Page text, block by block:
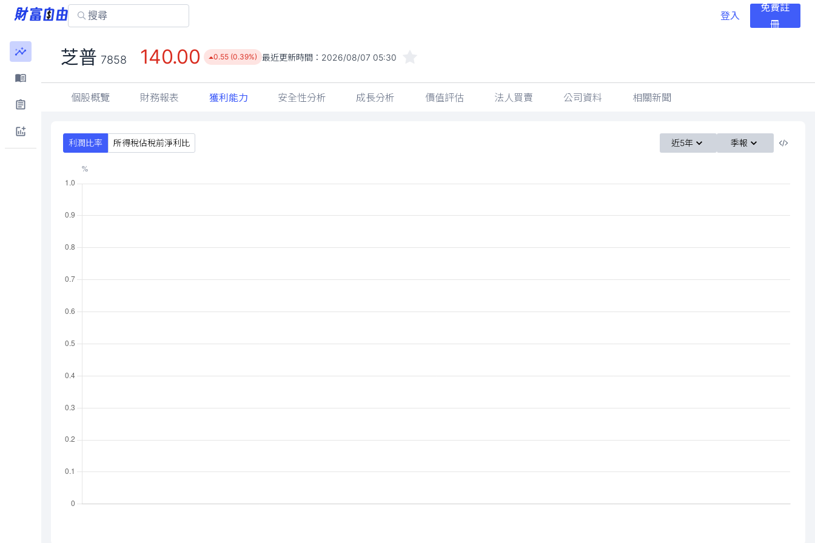
登入
免費註
冊
芝普 7858 140.00 0.55 (0.39%) 最近更新時間： 2026/08/07 05:30
個股概覽 財務報表 獲利能力 安全性分析 成長分析 價值評估 法人買賣 公司資料 相關新聞
利潤比率 所得稅佔稅前淨利比 近5年 季報